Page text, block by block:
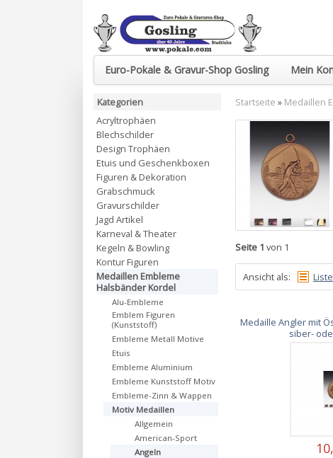
Euro-Pokale & Gravur-Shop Gosling Mein
Startseite » Medaillen
Seite 1 von 1
Ansicht als: Liste
Medaille Angler mit
siber-
Kategorien
Acryltrophäen
Blechschilder
Design Trophäen
Etuis und Geschenkboxen
Figuren & Dekoration
Grabschmuck
Gravurschilder
Jagd Artikel
Karneval & Theater
Kegeln & Bowling
Kontur Figuren
Medaillen Embleme
Halsbänder Kordel
Alu-Embleme
Emblem Figuren
(Kunststoff)
Embleme Metall Motive
Etuis
Embleme Aluminium
Embleme Kunststoff Motiv
Embleme-Zinn & Wappen
Motiv Medaillen
Allgemein
American-Sport
Angeln